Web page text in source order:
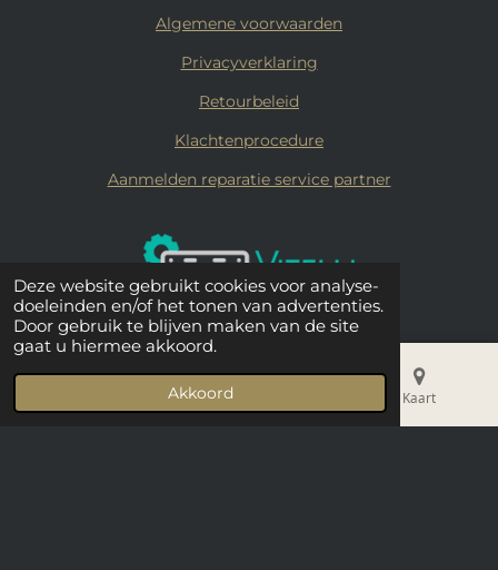
Deze website gebruikt cookies voor analyse-
doeleinden en/of het tonen van advertenties.
Door gebruik te blijven maken van de site
gaat u hiermee akkoord.
Akkoord
Algemene voorwaarden
Privacyverklaring
Retourbeleid
Klachtenprocedure
Aanmelden reparatie service partner
Telefoonnummer Kaart